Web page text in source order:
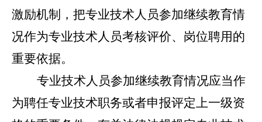
激励机制，把专业技术人员参加继续教育情
况作为专业技术人员考核评价、岗位聘用的
重要依据。
专业技术人员参加继续教育情况应当作
为聘任专业技术职务或者申报评定上一级资